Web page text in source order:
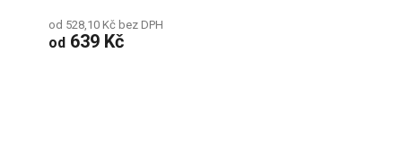
od 528,10 Kč bez DPH
od 639 Kč